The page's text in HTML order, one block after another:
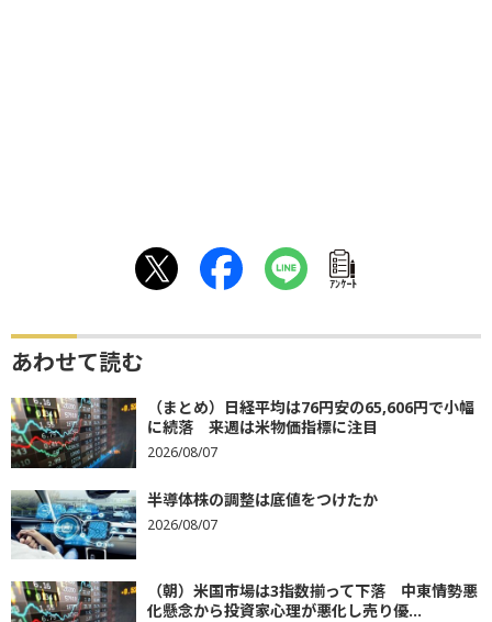
ｱﾝｹｰﾄ
あわせて読む
（まとめ）日経平均は76円安の65,606円で小幅
に続落 来週は米物価指標に注目
2026/08/07
半導体株の調整は底値をつけたか
2026/08/07
（朝）米国市場は3指数揃って下落 中東情勢悪
化懸念から投資家心理が悪化し売り優...